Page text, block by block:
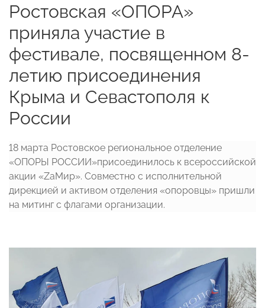
Ростовская «ОПОРА»
приняла участие в
фестивале, посвященном 8-
летию присоединения
Крыма и Севастополя к
России
18 марта Ростовское региональное отделение
«ОПОРЫ РОССИИ»присоединилось к всероссийской
акции «ZаМир». Совместно с исполнительной
дирекцией и активом отделения «опоровцы» пришли
на митинг с флагами организации.